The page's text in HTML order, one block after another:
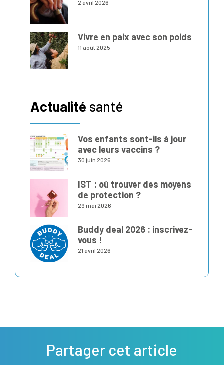
2 avril 2026
Vivre en paix avec son poids
11 août 2025
Actualité santé
Vos enfants sont-ils à jour
avec leurs vaccins ?
30 juin 2026
IST : où trouver des moyens
de protection ?
29 mai 2026
Buddy deal 2026 : inscrivez-
vous !
21 avril 2026
Partager cet article